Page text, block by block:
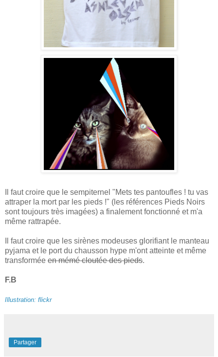
Il faut croire que le sempiternel "Mets tes pantoufles ! tu vas
attraper la mort par les pieds !" (les références Pieds Noirs
sont toujours très imagées) a finalement fonctionné et m'a
même rattrapée.
Il faut croire que les sirènes modeuses glorifiant le manteau
pyjama et le port du chausson hype m'ont atteinte et même
transformée en mémé cloutée des pieds.
F.B
Illustration: flickr
Partager